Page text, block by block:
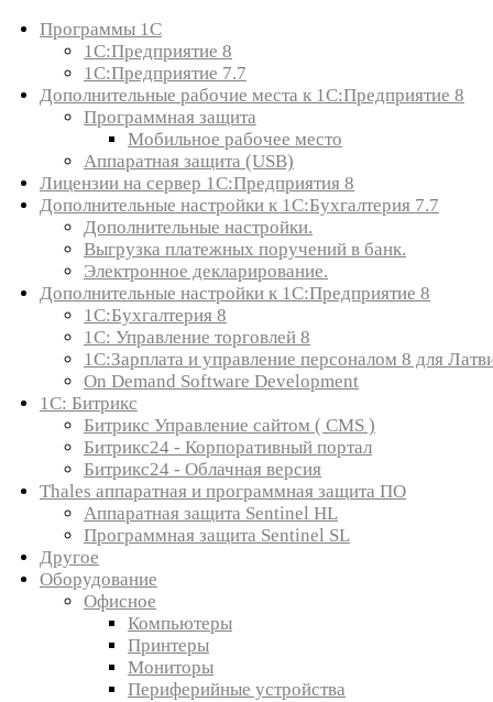
Программы 1С
1С:Предприятие 8
1С:Предприятие 7.7
Дополнительные рабочие места к 1С:Предприятие 8
Программная защита
Мобильное рабочее место
Аппаратная защита (USB)
Лицензии на сервер 1С:Предприятия 8
Дополнительные настройки к 1С:Бухгалтерия 7.7
Дополнительные настройки.
Выгрузка платежных поручений в банк.
Электронное декларирование.
Дополнительные настройки к 1С:Предприятие 8
1С:Бухгалтерия 8
1C: Управление торговлей 8
1С:Зарплата и управление персоналом 8 для
On Demand Software Development
1С: Битрикс
Битрикс Управление сайтом ( CMS )
Битрикс24 - Корпоративный портал
Битрикс24 - Облачная версия
Thales аппаратная и программная защита ПО
Аппаратная защита Sentinel HL
Программная защита Sentinel SL
Другое
Оборудование
Офисное
Компьютеры
Принтеры
Мониторы
Периферийные устройства